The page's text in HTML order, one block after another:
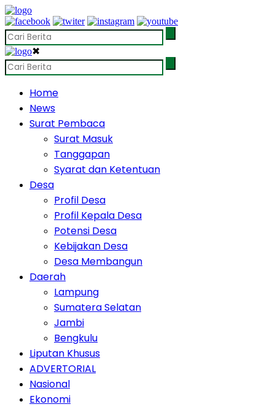
✖
Home
News
Surat Pembaca
Surat Masuk
Tanggapan
Syarat dan Ketentuan
Desa
Profil Desa
Profil Kepala Desa
Potensi Desa
Kebijakan Desa
Desa Membangun
Daerah
Lampung
Sumatera Selatan
Jambi
Bengkulu
Liputan Khusus
ADVERTORIAL
Nasional
Ekonomi